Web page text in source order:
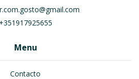
+351917925655
Menu
Contacto